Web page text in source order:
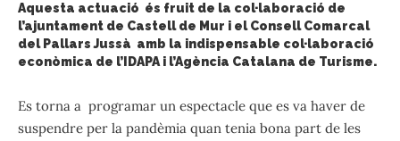
Aquesta actuació és fruit de la col·laboració de
l’ajuntament de Castell de Mur i el Consell Comarcal
del Pallars Jussà amb la indispensable col·laboració
econòmica de l’IDAPA i l’Agència Catalana de Turisme.
Es torna a programar un espectacle que es va haver de
suspendre per la pandèmia quan tenia bona part de les